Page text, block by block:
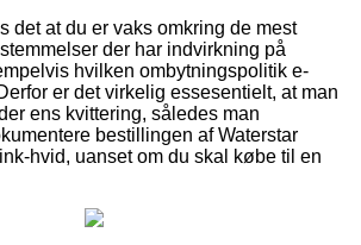
det at du er vaks omkring de mest
der har indvirkning på
hvilken ombytningspolitik e-
er det virkelig essesentielt, at man
ens kvittering, således man
bestillingen af Waterstar
hvid, uanset om du skal købe til en